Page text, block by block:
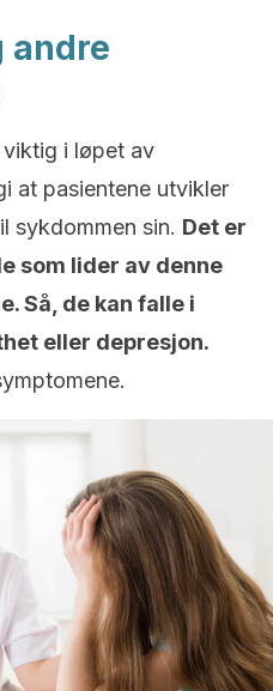
andre
i løpet av
at pasientene utvikler
sykdommen sin. Det er
som lider av denne
Så, de kan falle i
eller depresjon.